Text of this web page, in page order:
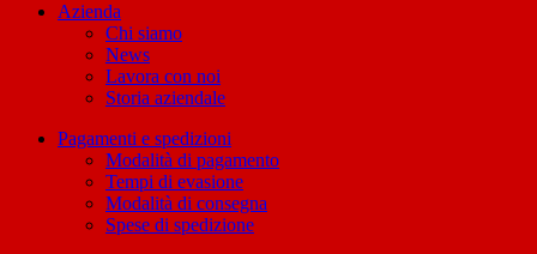
Azienda
Chi siamo
News
Lavora con noi
Storia aziendale
Pagamenti e spedizioni
Modalità di pagamento
Tempi di evasione
Modalità di consegna
Spese di spedizione